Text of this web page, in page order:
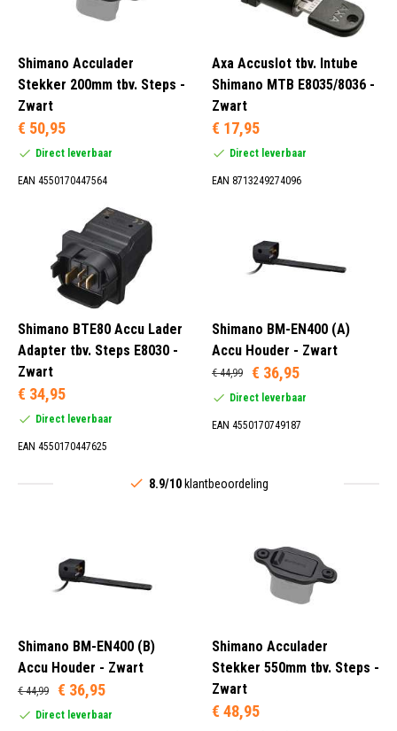
Shimano Acculader
Stekker 200mm tbv. Steps -
Zwart
€ 50,95
Direct leverbaar
EAN 4550170447564
Axa Accuslot tbv. Intube
Shimano MTB E8035/8036 -
Zwart
€ 17,95
Direct leverbaar
EAN 8713249274096
Shimano BTE80 Accu Lader
Adapter tbv. Steps E8030 -
Zwart
€ 34,95
Direct leverbaar
EAN 4550170447625
Shimano BM-EN400 (A)
Accu Houder - Zwart
€ 44,99 € 36,95
Direct leverbaar
EAN 4550170749187
8.9/10 klantbeoordeling
Shimano BM-EN400 (B)
Accu Houder - Zwart
€ 44,99 € 36,95
Direct leverbaar
Shimano Acculader
Stekker 550mm tbv. Steps -
Zwart
€ 48,95